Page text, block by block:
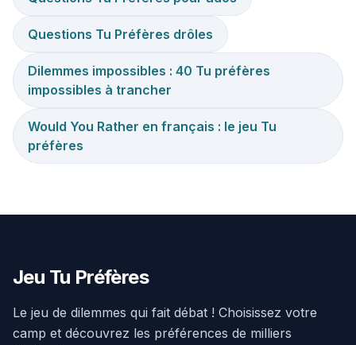
Questions Tu Préfères drôles
Dilemmes impossibles : 40 Tu préfères
impossibles à trancher
Would You Rather en français : le jeu Tu
préfères
Jeu Tu Préfères
Le jeu de dilemmes qui fait débat ! Choisissez votre
camp et découvrez les préférences de milliers